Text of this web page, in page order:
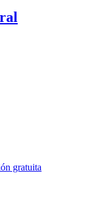
gratuita